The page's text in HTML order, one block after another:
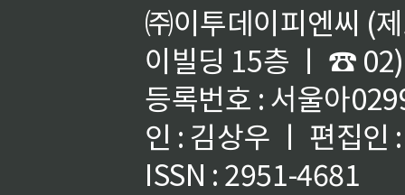
㈜이투데이피엔씨 (
이빌딩 15층 ㅣ ☎
등록번호 : 서울아
인 : 김상우 ㅣ 편집인
ISSN : 2951-4681